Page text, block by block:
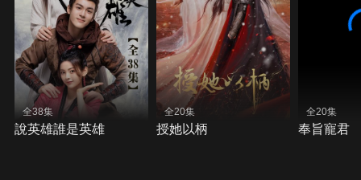
全38集
說英雄誰是英雄
全20集
授她以柄
全20集
奉旨寵君